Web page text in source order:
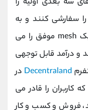
سفارشی کنند و به
عنوان محصولات مجازی طراحی کنند. یک mesh موفق را می
و درآمد قابل توجهی
Decentraland در
کاربران را قادر می
فروش و کسب و کار